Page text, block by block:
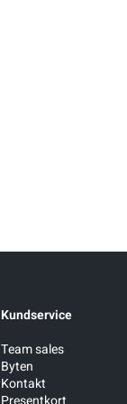
Kundservice
Team sales
Byten
Kontakt